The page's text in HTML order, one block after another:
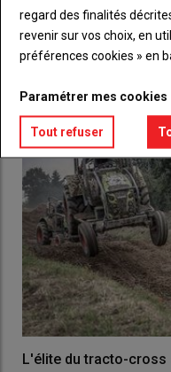
LES PLUS LUS
L'élite du tracto-cross
regard des finalités
revenir sur vos choix, en
préférences cookies » en
Paramétrer mes cookies
Tout refuser